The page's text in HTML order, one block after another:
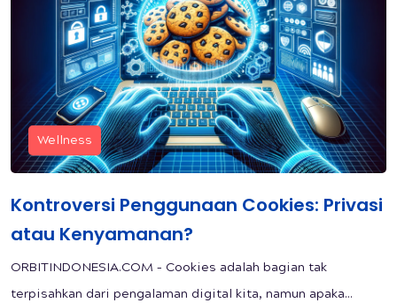
Wellness
Kontroversi Penggunaan Cookies: Privasi
atau Kenyamanan?
ORBITINDONESIA.COM – Cookies adalah bagian tak
terpisahkan dari pengalaman digital kita, namun apaka...